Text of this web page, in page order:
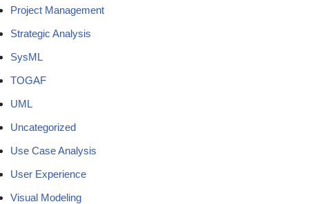
Project Management
Strategic Analysis
SysML
TOGAF
UML
Uncategorized
Use Case Analysis
User Experience
Visual Modeling